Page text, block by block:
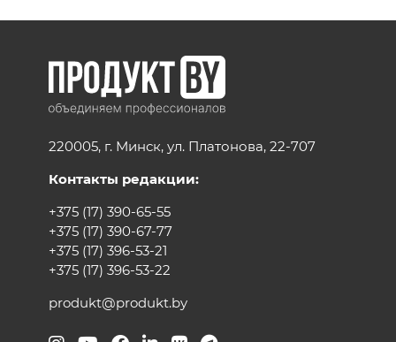
220005, г. Минск, ул. Платонова, 22-707
Контакты редакции:
+375 (17) 390-65-55
+375 (17) 390-67-77
+375 (17) 396-53-21
+375 (17) 396-53-22
produkt@produkt.by